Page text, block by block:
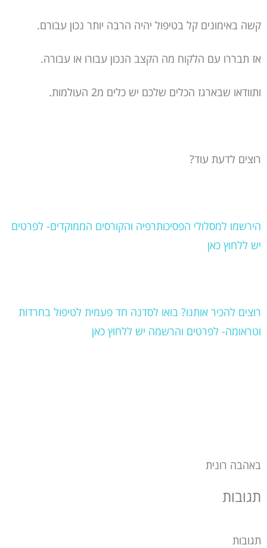
קשה באימונים קל בטיפול יהיה הרבה יותר נכון עבורם.
אז תבררו עם הלקוח מה הקצב הנכון עבורו או עבורה.
ותוודאו שבארגז הכלים שלכם יש כלים מ2 העולמות.
רוצים לדעת עוד?
הירשמו למסלולי הפסיכותרפיה והקורסים הממוקדים- לפרטים
יש ללחוץ כאן
רוצים להכיר אותנו? בואו לסדנה חד פעמית לטיפול בחרדות
וטראומה- לפרטים והרשמה יש ללחוץ כאן
באהבה רונית
תגובות
תגובות